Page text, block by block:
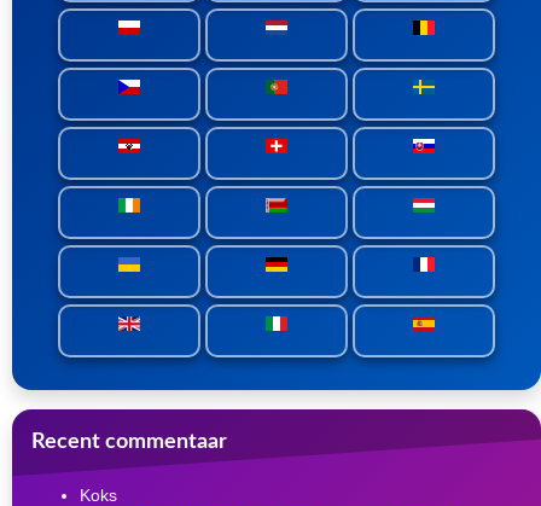
Recent commentaar
Koks